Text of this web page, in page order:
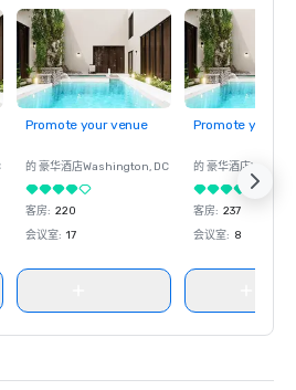
Promote your venue
的 豪华酒店Washington, DC
客房: 220
会议室: 17
Promote your
的 豪华酒店
客房: 237
会议室: 8